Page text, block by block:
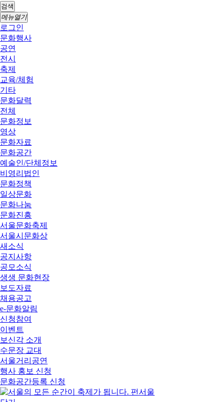
검색
메뉴열기
로그인
문화행사
공연
전시
축제
교육/체험
기타
문화달력
전체
문화정보
영상
문화자료
문화공간
예술인/단체정보
비영리법인
문화정책
일상문화
문화나눔
문화진흥
서울문화축제
서울시문화상
새소식
공지사항
공모소식
생생 문화현장
보도자료
채용공고
e-문화알림
신청참여
이벤트
보신각 소개
수문장 교대
서울거리공연
행사 홍보 신청
문화공간등록 신청